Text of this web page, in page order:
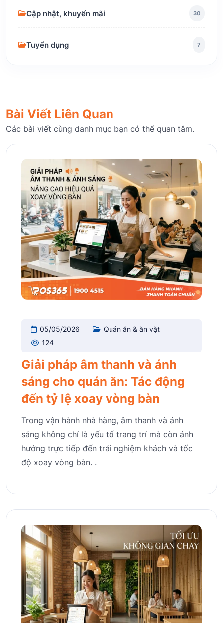
Cập nhật, khuyến mãi 30
Tuyển dụng 7
Bài Viết Liên Quan
Các bài viết cùng danh mục bạn có thể quan tâm.
05/05/2026
Quán ăn & ăn vặt
124
Giải pháp âm thanh và ánh
sáng cho quán ăn: Tác động
đến tỷ lệ xoay vòng bàn
Trong vận hành nhà hàng, âm thanh và ánh
sáng không chỉ là yếu tố trang trí mà còn ảnh
hưởng trực tiếp đến trải nghiệm khách và tốc
độ xoay vòng bàn. .